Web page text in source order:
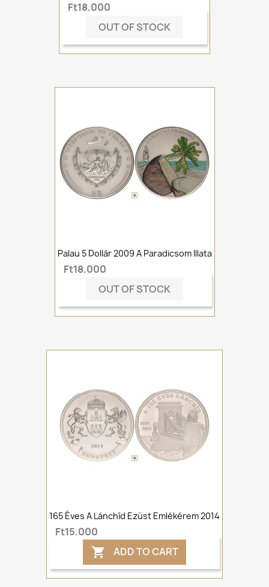
Ft18,000
OUT OF STOCK
Palau 5 Dollár 2009 A Paradicsom Illata
Ft18,000
OUT OF STOCK
165 Éves A Lánchíd Ezüst Emlékérem 2014
Ft15,000
 ADD TO CART